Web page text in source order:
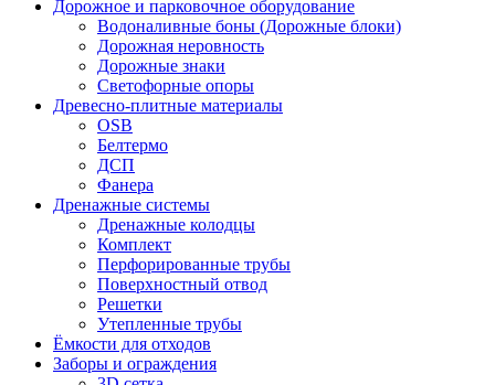
Дорожное и парковочное оборудование
Водоналивные боны (Дорожные блоки)
Дорожная неровность
Дорожные знаки
Светофорные опоры
Древесно-плитные материалы
OSB
Белтермо
ДСП
Фанера
Дренажные системы
Дренажные колодцы
Комплект
Перфорированные трубы
Поверхностный отвод
Решетки
Утепленные трубы
Ёмкости для отходов
Заборы и ограждения